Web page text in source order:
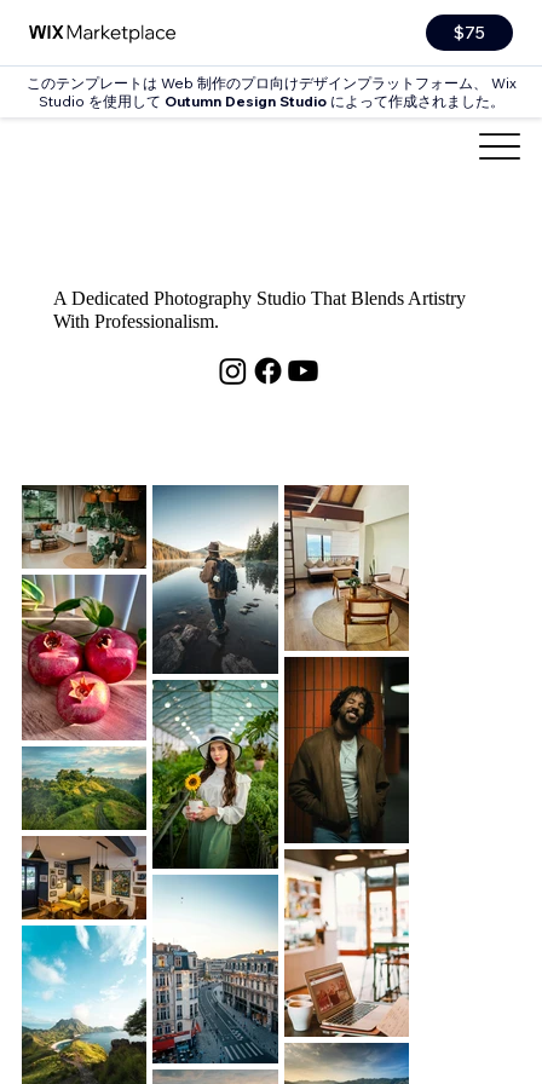
$75
このテンプレートは Web 制作のプロ向けデザインプラットフォーム、 Wix
Studio を使用して Outumn Design Studioによって作成されました。